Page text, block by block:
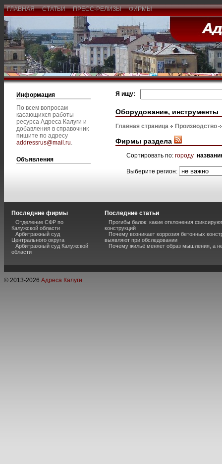
ГЛАВНАЯ СТАТЬИ ПРЕСС-РЕЛИЗЫ ФИРМЫ
Информация
По всем вопросам
касающихся работы
ресурса Адреса Калуги и
добавления в справочник
пишите по адресу
addressrus@mail.ru.
Объявления
Я ищу:
Оборудование, инструменты
Главная страница Производство
Фирмы раздела
Сортировать по: городу
Выберите регион:
Последние фирмы
Отделение СФР по
Калужской области
Арбитражный суд
Центрального округа
Арбитражный суд Калужской
области
Последние статьи
Прогибы балок: какие отклонения
конструкций
Почему возникает коррозия бетонных
выявляют при обследовании
Почему жильё меняет образ мышления, а
© 2013-2026 Адреса Калуги